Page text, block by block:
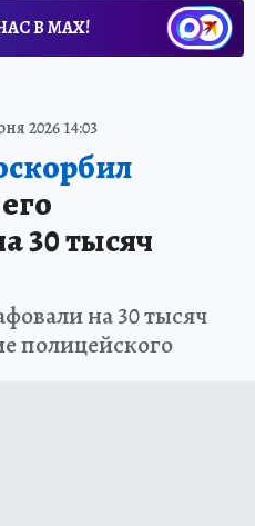
В МАХ!
2026 14:03
его
30 тысяч
на 30 тысяч
полицейского